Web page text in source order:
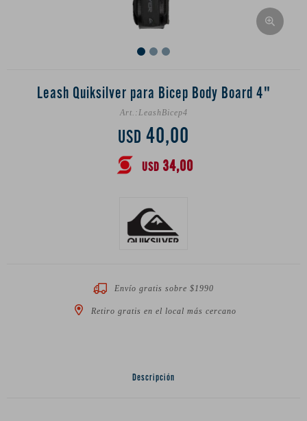
Leash Quiksilver para Bicep Body Board 4"
LeashBicep4
USD 40,00
USD 34,00
Envío gratis sobre $1990
Retiro gratis en el local más cercano
Descripción